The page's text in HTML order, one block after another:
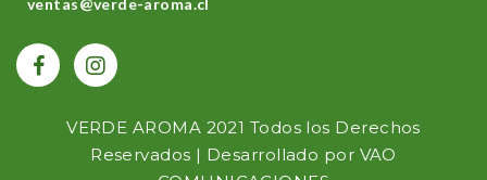
ventas@verde-aroma.cl
VERDE AROMA 2021 Todos los Derechos
Reservados | Desarrollado por VAO